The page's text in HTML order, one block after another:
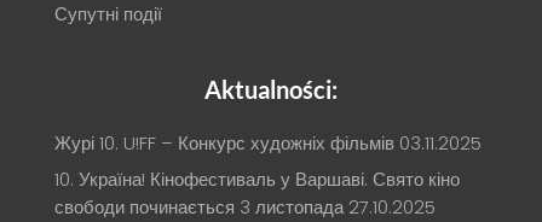
Супутні події
Aktualności:
Журі 10. U!FF – Конкурс художніх фільмів 03.11.2025
10. Україна! Кінофестиваль у Варшаві. Свято кіно
свободи починається 3 листопада 27.10.2025